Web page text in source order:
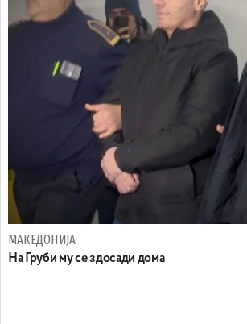
МАКЕДОНИЈА
На Груби му се здосади дома